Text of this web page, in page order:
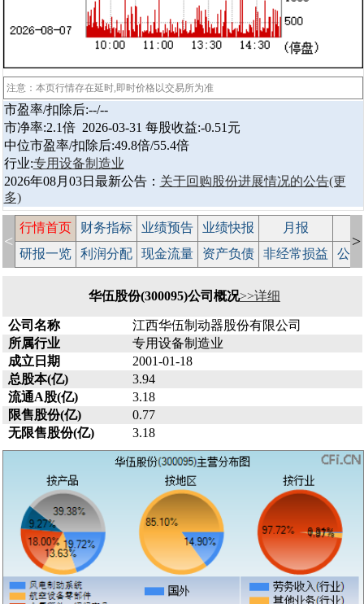
注意：本页行情存在延时,即时价格以交易所为准
市盈率/扣除后:--/--
市净率:2.1倍 2026-03-31 每股收益:-0.51元
中位市盈率/扣除后:49.8倍/55.4倍
行业:专用设备制造业
2026年08月03日最新公告： 关于回购股份进展情况的公告(更
多)
<
行情首页 财务指标 业绩预告 业绩快报 月报
研报一览
利润分配 现金流量 资产负债 非经常损益 公
>
华伍股份(300095)公司概况>>详细
公司名称
江西华伍制动器股份有限公司
所属行业
专用设备制造业
成立日期
2001-01-18
总股本(亿)
3.94
流通A股(亿)
3.18
限售股份(亿)
0.77
无限售股份(亿)
3.18